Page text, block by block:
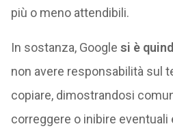
più o meno attendibili.
In sostanza, Google si è
non avere responsabilità sul
copiare, dimostrandosi
correggere o inibire